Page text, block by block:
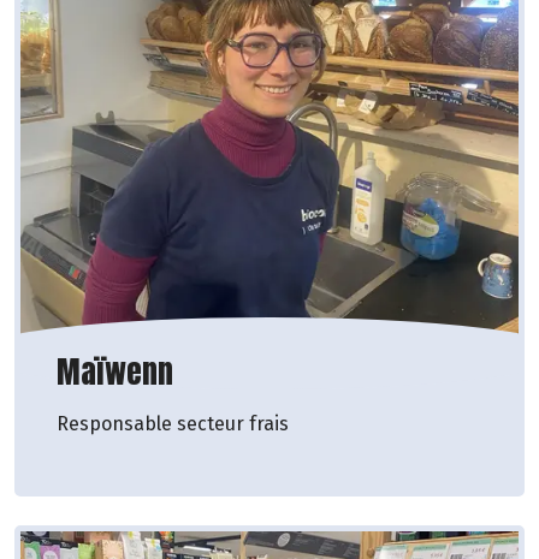
Maïwenn
Responsable secteur frais